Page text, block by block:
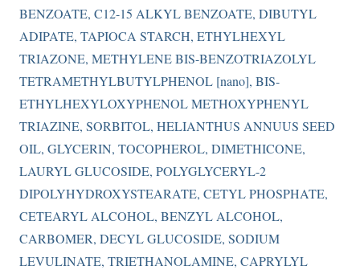
BENZOATE, C12-15 ALKYL BENZOATE, DIBUTYL
ADIPATE, TAPIOCA STARCH, ETHYLHEXYL
TRIAZONE, METHYLENE BIS-BENZOTRIAZOLYL
TETRAMETHYLBUTYLPHENOL [nano], BIS-
ETHYLHEXYLOXYPHENOL METHOXYPHENYL
TRIAZINE, SORBITOL, HELIANTHUS ANNUUS SEED
OIL, GLYCERIN, TOCOPHEROL, DIMETHICONE,
LAURYL GLUCOSIDE, POLYGLYCERYL-2
DIPOLYHYDROXYSTEARATE, CETYL PHOSPHATE,
CETEARYL ALCOHOL, BENZYL ALCOHOL,
CARBOMER, DECYL GLUCOSIDE, SODIUM
LEVULINATE, TRIETHANOLAMINE, CAPRYLYL